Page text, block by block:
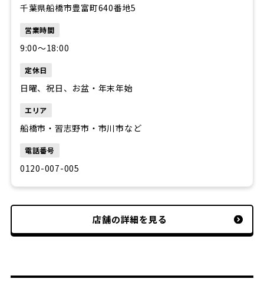
千葉県船橋市豊富町640番地5
営業時間
9:00〜18:00
定休日
日曜、祝日、お盆・年末年始
エリア
船橋市・習志野市・市川市など
電話番号
0120-007-005
店舗の詳細を見る